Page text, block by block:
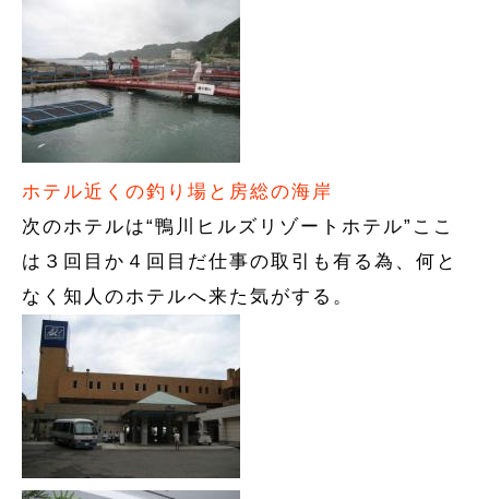
ホテル近くの釣り場と房総の海岸
次のホテルは“鴨川ヒルズリゾートホテル”ここ
は３回目か４回目だ仕事の取引も有る為、何と
なく知人のホテルへ来た気がする。